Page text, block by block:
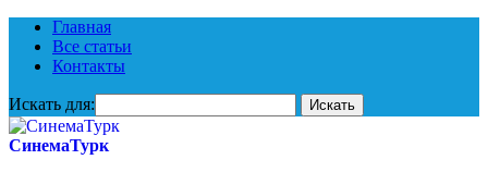
Главная
Все статьи
Контакты
Искать для:
СинемаТурк